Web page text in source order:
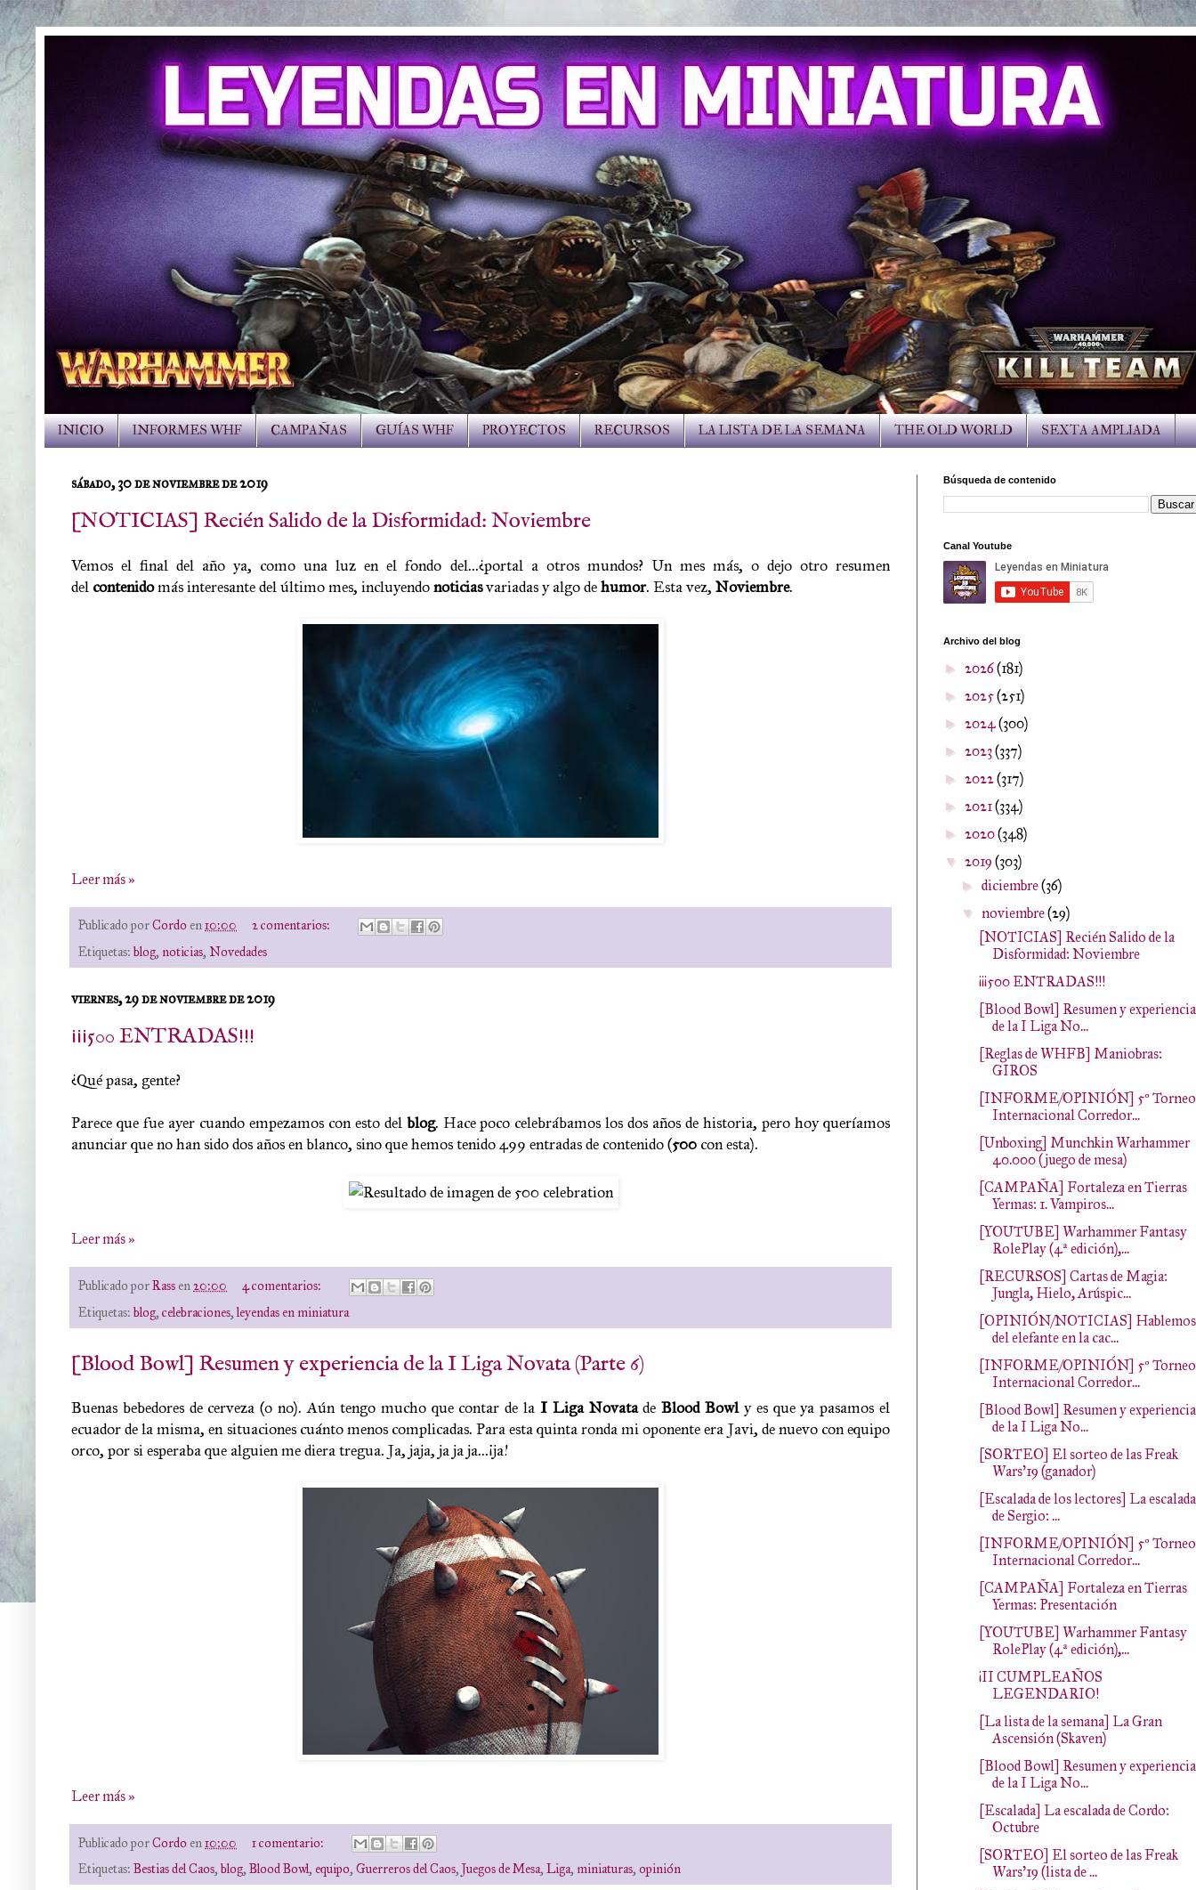
INICIO INFORMES WHF CAMPAÑAS GUÍAS WHF PROYECTOS RECURSOS LA LISTA DE LA SEMANA THE OLD WORLD SEXTA AMPLIADA
sábado, 30 de noviembre de 2019
[NOTICIAS] Recién Salido de la Disformidad: Noviembre
Vemos el final del año ya, como una luz en el fondo del...¿portal a otros mundos? Un mes más, o dejo otro resumen
del contenidomás interesante del último mes, incluyendonoticiasvariadas y algo dehumor. Esta vez, Noviembre.
Leer más »
Publicado porCordo en10:00
2 comentarios:
Etiquetas: blog, noticias, Novedades
viernes, 29 de noviembre de 2019
¡¡¡500 ENTRADAS!!!
¿Qué pasa, gente?
Parece que fue ayer cuando empezamos con esto del blog. Hace poco celebrábamos los dos años de historia, pero hoy queríamos
anunciar que no han sido dos años en blanco, sino que hemos tenido 499 entradas de contenido (500 con esta).
Leer más »
Publicado porRass en20:00
4 comentarios:
Etiquetas: blog, celebraciones, leyendas en miniatura
[Blood Bowl] Resumen y experiencia de la I Liga Novata (Parte 6)
Buenas bebedores de cerveza (o no). Aún tengo mucho que contar de la I Liga NovatadeBlood Bowly es que ya pasamos el
ecuador de la misma, en situaciones cuánto menos complicadas. Para esta quinta ronda mi oponente era Javi, de nuevo con equipo
orco, por si esperaba que alguien me diera tregua. Ja, jaja, ja ja ja...¡ja!
Leer más »
Publicado porCordo en10:00
1 comentario:
Etiquetas: Bestias del Caos, blog, Blood Bowl, equipo, Guerreros del Caos, Juegos de Mesa, Liga, miniaturas, opinión
Búsqueda de contenido
Canal Youtube
Archivo del blog
► 2026(181)
► 2025(251)
► 2024(300)
► 2023(337)
► 2022(317)
► 2021(334)
► 2020(348)
▼ 2019 (303)
►diciembre(36)
▼noviembre(29)
[NOTICIAS] Recién Salido de la
Disformidad: Noviembre
¡¡¡500 ENTRADAS!!!
[Blood Bowl] Resumen y experiencia
de la I Liga No...
[Reglas de WHFB] Maniobras:
GIROS
[INFORME/OPINIÓN] 5º Torneo
Internacional Corredor...
[Unboxing] Munchkin Warhammer
40.000 (juego de mesa)
[CAMPAÑA] Fortaleza en Tierras
Yermas: 1. Vampiros...
[YOUTUBE] Warhammer Fantasy
RolePlay (4ª edición),...
[RECURSOS] Cartas de Magia:
Jungla, Hielo, Arúspic...
[OPINIÓN/NOTICIAS] Hablemos
del elefante en la cac...
[INFORME/OPINIÓN] 5º Torneo
Internacional Corredor...
[Blood Bowl] Resumen y experiencia
de la I Liga No...
[SORTEO] El sorteo de las Freak
Wars'19 (ganador)
[Escalada de los lectores] La escalada
de Sergio: ...
[INFORME/OPINIÓN] 5º Torneo
Internacional Corredor...
[CAMPAÑA] Fortaleza en Tierras
Yermas: Presentación
[YOUTUBE] Warhammer Fantasy
RolePlay (4ª edición),...
¡II CUMPLEAÑOS
LEGENDARIO!
[La lista de la semana] La Gran
Ascensión (Skaven)
[Blood Bowl] Resumen y experiencia
de la I Liga No...
[Escalada] La escalada de Cordo:
Octubre
[SORTEO] El sorteo de las Freak
Wars'19 (lista de ...